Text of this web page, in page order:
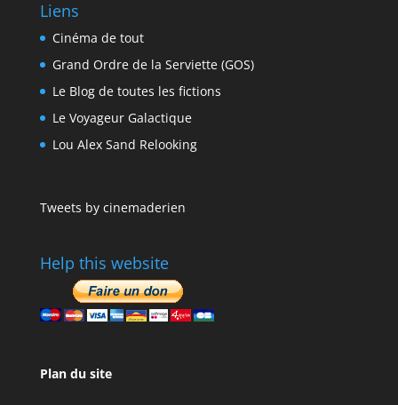
Liens
Cinéma de tout
Grand Ordre de la Serviette (GOS)
Le Blog de toutes les fictions
Le Voyageur Galactique
Lou Alex Sand Relooking
Tweets by cinemaderien
Help this website
Plan du site